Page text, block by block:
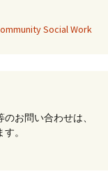
Social Work
お問い合わせは、
。